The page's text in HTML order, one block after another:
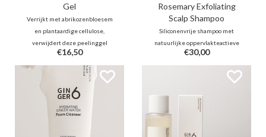
Gel
Verrijkt met abrikozenbloesem
en plantaardige cellulose,
verwijdert deze peelinggel
voorzichtig dode huidcellen,
overtollige talg en
huidonzuiverheden. Abrikoos,
appel, rijst helpen pigmentatie
te verminderen en de huid glad
te maken zonder irritaties.
€16,50
Rosemary Exfoliating
Scalp Shampoo
Siliconenvrije shampoo met
natuurlijke oppervlakteactieve
stoffen spoelt de droge,
schilferige huid op de hoofdhuid
voorzichtig weg. Reguleert
en balanceert haar en hoofdhuid
en helpt het ongemak van jeuk te
€30,00